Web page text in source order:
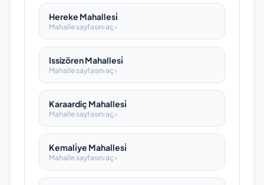
Hereke Mahallesi̇
Mahalle sayfasını aç ›
Issizören Mahallesi̇
Mahalle sayfasını aç ›
Karaardiç Mahallesi̇
Mahalle sayfasını aç ›
Kemali̇ye Mahallesi̇
Mahalle sayfasını aç ›